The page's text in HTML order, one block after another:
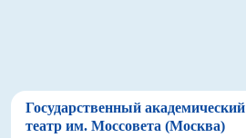
Государственный академический
театр им. Моссовета (Москва)